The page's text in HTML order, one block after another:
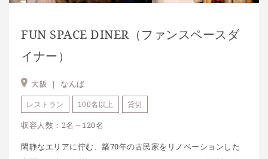
FUN SPACE DINER（ファンスペースダ
イナー）
大阪 ｜ なんば
レストラン 100名以上 貸切
収容人数：2名～120名
閑静なエリアに佇む、築70年の古民家をリノベーションした